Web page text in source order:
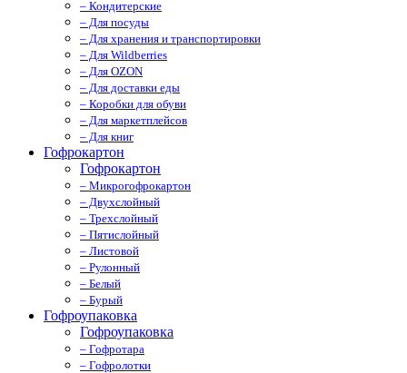
– Кондитерские
– Для посуды
– Для хранения и транспортировки
– Для Wildberries
– Для OZON
– Для доставки еды
– Коробки для обуви
– Для маркетплейсов
– Для книг
Гофрокартон
Гофрокартон
– Микрогофрокартон
– Двухслойный
– Трехслойный
– Пятислойный
– Листовой
– Рулонный
– Белый
– Бурый
Гофроупаковка
Гофроупаковка
– Гофротара
– Гофролотки